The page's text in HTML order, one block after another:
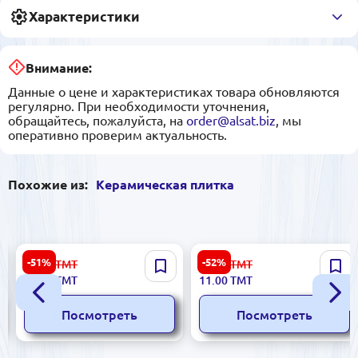
Характеристики
Внимание:
Данные о цене и характеристиках товара обновляются
регулярно. При необходимости уточнения,
обращайтесь, пожалуйста, на order@alsat.biz , мы
оперативно проверим актуальность.
Похожие из: Керамическая плитка
-51%
Aurora 5901303043693 |
Керамическая плитка
30x30 см Ciemna для
бизнеса
89.00 ТМТ
43.00
ТМТ
Посмотреть
-52%
Sinfonia 8435020000016 |
Керамическая плитка
10x10 см глянец
23.00 ТМТ
11.00ТМТ
Посмотреть